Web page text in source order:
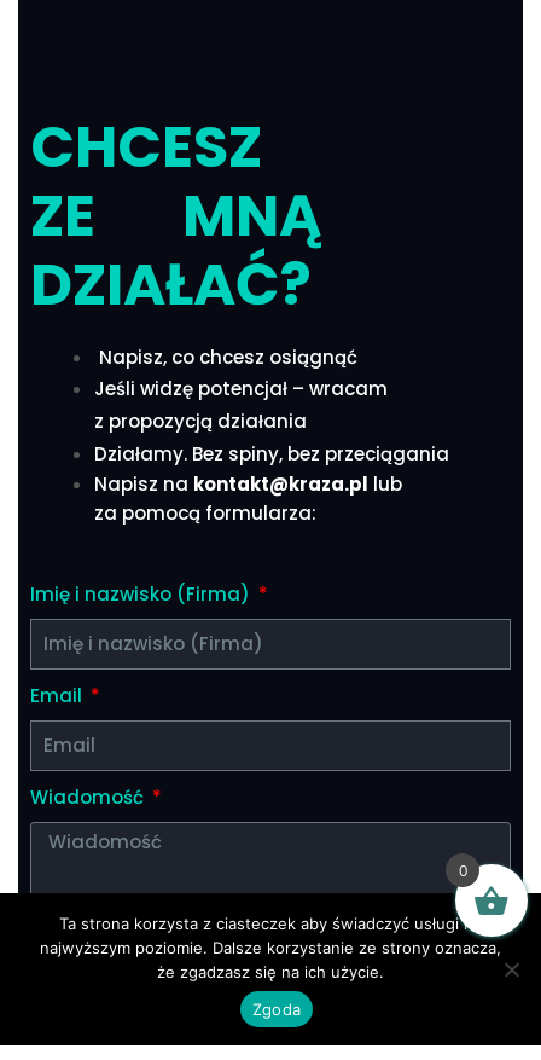
CHCESZ
ZE MNĄ
DZIAŁAĆ?
Napisz, co chcesz osiągnąć
Jeśli widzę potencjał – wracam
z propozycją działania
Działamy. Bez spiny, bez przeciągania
Napisz na kontakt@kraza.pl lub
za pomocą formularza:
Imię i nazwisko (Firma)
Email
Wiadomość
Nie gadamy. Tworzymy.
0
Ta strona korzysta z ciasteczek aby świadczyć usługi na
najwyższym poziomie. Dalsze korzystanie ze strony oznacza,
że zgadzasz się na ich użycie.
Zgoda